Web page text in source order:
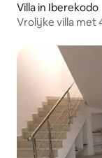
Villa in Iberekodo
Vrolijke villa met